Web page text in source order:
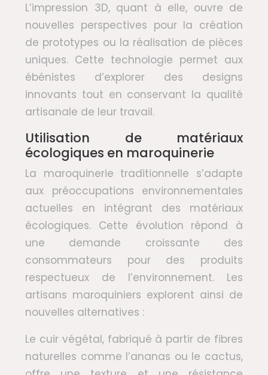
L’impression 3D, quant à elle, ouvre de
nouvelles perspectives pour la création
de prototypes ou la réalisation de pièces
uniques. Cette technologie permet aux
ébénistes d’explorer des designs
innovants tout en conservant la qualité
artisanale de leur travail.
Utilisation de matériaux
écologiques en maroquinerie
La maroquinerie traditionnelle s’adapte
aux préoccupations environnementales
actuelles en intégrant des matériaux
écologiques. Cette évolution répond à
une demande croissante des
consommateurs pour des produits
respectueux de l’environnement. Les
artisans maroquiniers explorent ainsi de
nouvelles alternatives :
Le cuir végétal, fabriqué à partir de fibres
naturelles comme l’ananas ou le cactus,